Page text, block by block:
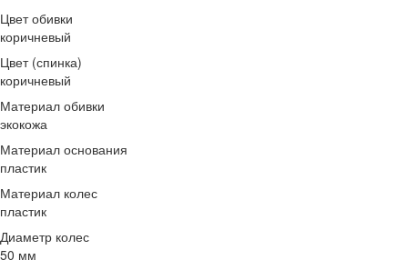
Цвет обивки
коричневый
Цвет (спинка)
коричневый
Материал обивки
экокожа
Материал основания
пластик
Материал колес
пластик
Диаметр колес
50 мм